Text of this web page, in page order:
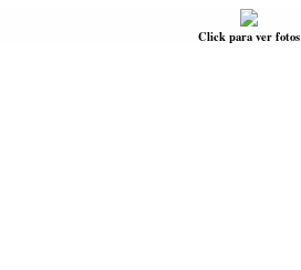
Click para ver fotos